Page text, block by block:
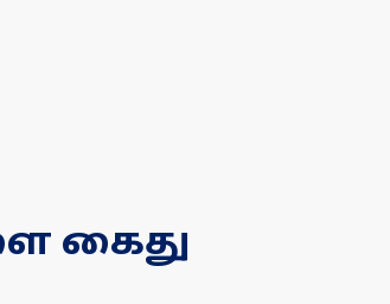
கைது